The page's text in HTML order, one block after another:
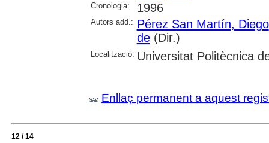
Cronologia: 1996
Autors add.: Pérez San Martín, Diego
de(Dir.)
Localització: Universitat Politècnica
Enllaç permanent a aquest
12 / 14